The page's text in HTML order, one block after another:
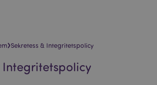
›Sekretess & Integritetspolicy
Integritetspolicy